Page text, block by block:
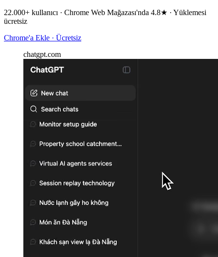
22.000+ kullanıcı · Chrome Web Mağazası'nda 4.8★ · Yüklemesi
ücretsiz
Chrome'a Ekle · Ücretsiz
chatgpt.com